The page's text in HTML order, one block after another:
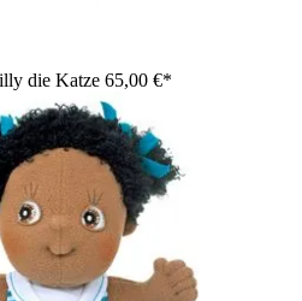
die Katze 65,00 €*